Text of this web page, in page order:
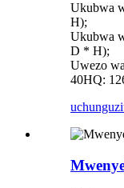
Ukubwa
H);
Ukubwa
D * H);
Uwezo
40HQ:
uchunguzi